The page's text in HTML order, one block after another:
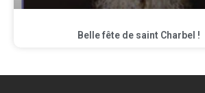
Belle fête de saint Charbel !